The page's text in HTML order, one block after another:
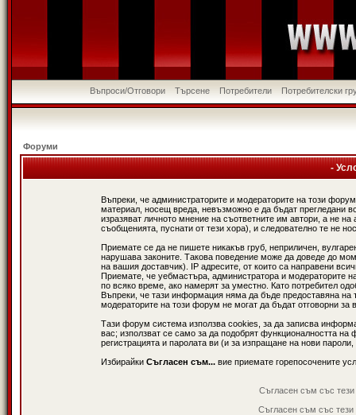
Въпроси/Отговори Търсене Потребители Потребителски
Форуми
-
Въпреки, че администраторите и модераторите на този
материал, носещ вреда, невъзможно е да бъдат прегледани
изразяват личното мнение на съответните им автори, а не
съобщенията, пуснати от тези хора), и следователно те не
Приемате се да не пишете никакъв груб, неприличен,
нарушава законите. Такова поведение може да доведе до
на вашия доставчик). IP адресите, от които са направени
Приемате, че уебмастъра, администратора и модераторите
по всяко време, ако намерят за уместно. Като потребител
Въпреки, че тази информация няма да бъде предоставяна
модераторите на този форум не могат да бъдат отговорни за
Тази форум система използва cookies, за да записва
вас; използват се само за да подобрят функционалността
регистрацията и паролата ви (и за изпращане на нови
Избирайки Съгласен съм... вие приемате горепосочените
Съгласен съм със
Съгласен съм със